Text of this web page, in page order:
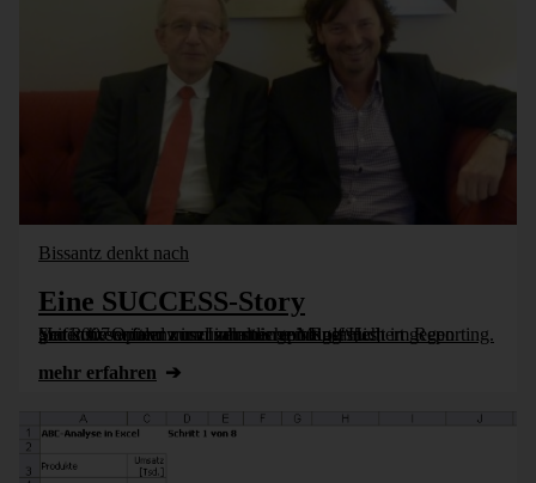
Bissantz denkt nach
Eine SUCCESS-Story
Seit 2007 wüten wir zusammen mit Rolf Hichert gegen grafische Opulenz und inhaltliche Magersucht im Reporting. Vor kurzem fand unser zehntes gemeinsames „Intensivseminar zum Industrierepor­ting“ [...]
mehr erfahren